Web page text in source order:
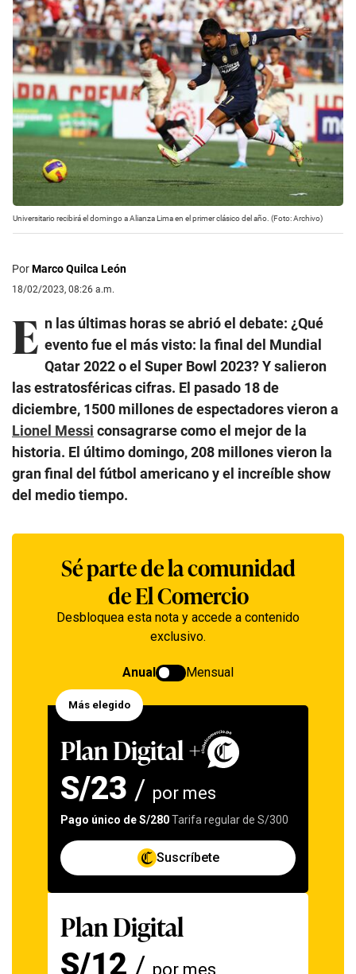
Universitario recibirá el domingo a Alianza Lima en el primer clásico del año. (Foto: Archivo)
PorMarco Quilca León
18/02/2023, 08:26 a.m.
E n las últimas horas se abrió el debate: ¿Qué
evento fue el más visto: la final del Mundial
Qatar 2022 o el Super Bowl 2023? Y salieron
las estratosféricas cifras. El pasado 18 de
diciembre, 1500 millones de espectadores vieron a
Lionel Messi consagrarse como el mejor de la
historia. El último domingo, 208 millones vieron la
gran final del fútbol americano y el increíble show
del medio tiempo.